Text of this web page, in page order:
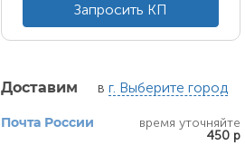
Запросить КП
Доставим в г. Выберите город
Почта России
время уточняйте
450 р